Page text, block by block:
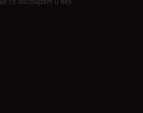
се постарят и без